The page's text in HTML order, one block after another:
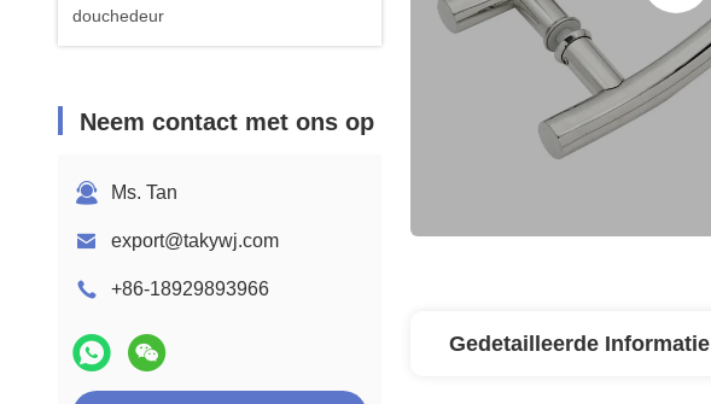
douchedeur
Neem contact met ons op
Ms. Tan
export@takywj.com
+86-18929893966
Gedetailleerde Informatie